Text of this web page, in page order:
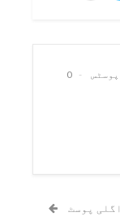
0
اگلی پوسٹ